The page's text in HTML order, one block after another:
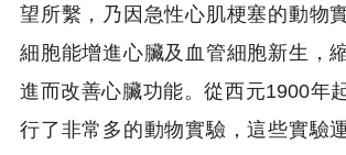
望所繫，乃因急性心肌梗塞的動物
細胞能增進心臟及血管細胞新生，
進而改善心臟功能。從西元1900年
行了非常多的動物實驗，這些實驗